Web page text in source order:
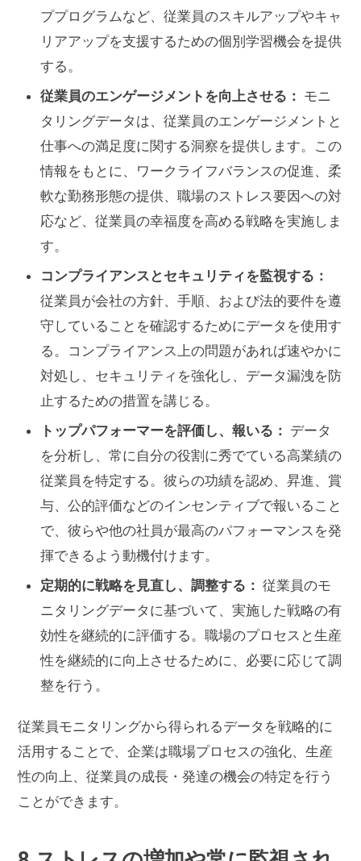
ププログラムなど、従業員のスキルアップやキャ
リアアップを支援するための個別学習機会を提供
する。
従業員のエンゲージメントを向上させる： モニ
タリングデータは、従業員のエンゲージメントと
仕事への満足度に関する洞察を提供します。この
情報をもとに、ワークライフバランスの促進、柔
軟な勤務形態の提供、職場のストレス要因への対
応など、従業員の幸福度を高める戦略を実施しま
す。
コンプライアンスとセキュリティを監視する：
従業員が会社の方針、手順、および法的要件を遵
守していることを確認するためにデータを使用す
る。コンプライアンス上の問題があれば速やかに
対処し、セキュリティを強化し、データ漏洩を防
止するための措置を講じる。
トップパフォーマーを評価し、報いる： データ
を分析し、常に自分の役割に秀でている高業績の
従業員を特定する。彼らの功績を認め、昇進、賞
与、公的評価などのインセンティブで報いること
で、彼らや他の社員が最高のパフォーマンスを発
揮できるよう動機付けます。
定期的に戦略を見直し、調整する： 従業員のモ
ニタリングデータに基づいて、実施した戦略の有
効性を継続的に評価する。職場のプロセスと生産
性を継続的に向上させるために、必要に応じて調
整を行う。
従業員モニタリングから得られるデータを戦略的に
活用することで、企業は職場プロセスの強化、生産
性の向上、従業員の成長・発達の機会の特定を行う
ことができます。